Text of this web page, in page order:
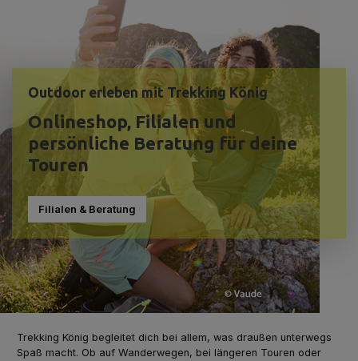
Outdoor erleben mit Trekking König
Onlineshop, Filialen und
persönliche Beratung für deine
Touren
Filialen & Beratung
Trekking König begleitet dich bei allem, was draußen unterwegs
Spaß macht. Ob auf Wanderwegen, bei längeren Touren oder